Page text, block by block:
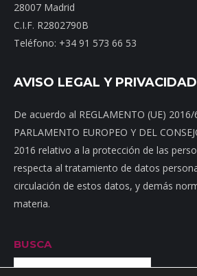
28007 Madrid
C.I.F. R2802790B
Teléfono: +34 91 573 66 53
AVISO LEGAL Y
De acuerdo al REGLAMENTO (UE)
PARLAMENTO EUROPEO Y DEL
2016 relativo a la protección de las
respecta al tratamiento de datos
circulación de estos datos, y demás
materia.
BUSCA
Buscar